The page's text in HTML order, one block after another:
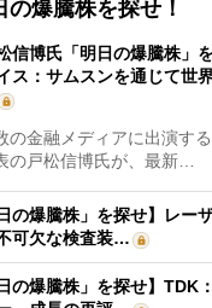
の爆騰株を探せ！
松信博氏「明日の爆騰株」
ス：サムスンを通じて世
金融メディアに出演す
の戸松信博氏が、最新…
の爆騰株」を探せ】レー
可欠な検査装…
の爆騰株」を探せ】TDK